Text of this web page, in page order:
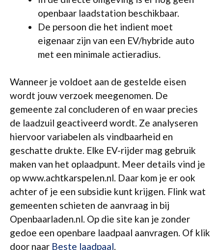
openbaar laadstation beschikbaar.
De persoon die het indient moet
eigenaar zijn van een EV/hybride auto
met een minimale actieradius.
Wanneer je voldoet aan de gestelde eisen
wordt jouw verzoek meegenomen. De
gemeente zal concluderen of en waar precies
de laadzuil geactiveerd wordt. Ze analyseren
hiervoor variabelen als vindbaarheid en
geschatte drukte. Elke EV-rijder mag gebruik
maken van het oplaadpunt. Meer details vind je
op www.achtkarspelen.nl. Daar kom je er ook
achter of je een subsidie kunt krijgen. Flink wat
gemeenten schieten de aanvraag in bij
Openbaarladen.nl. Op die site kan je zonder
gedoe een openbare laadpaal aanvragen. Of klik
door naar Beste laadpaal.